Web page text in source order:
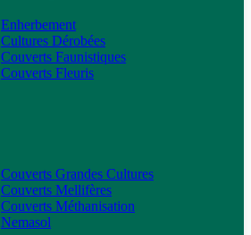
Enherbement
Cultures Dérobées
Couverts Faunistiques
Couverts Fleuris
Couverts Grandes Cultures
Couverts Mellifères
Couverts Méthanisation
Nemasol